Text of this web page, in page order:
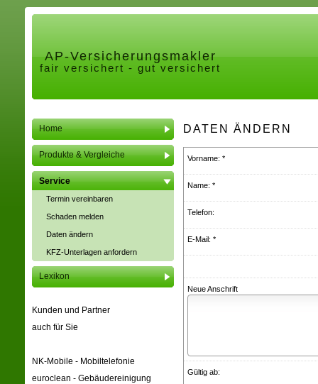
AP-Ver­sicherungs­makler
fair versichert - gut versichert
Home
Produkte & Vergleiche
Service
Termin ver­ein­baren
Schaden melden
Daten ändern
KFZ-Unterlagen anfordern
Lexikon
Kunden und Partner
auch für Sie
NK-Mobile - Mobiltelefonie
euroclean - Gebäudereinigung
DATEN ÄNDERN
Vorname: *
Name: *
Telefon:
E-Mail: *
Neue Anschrift
Gültig ab: